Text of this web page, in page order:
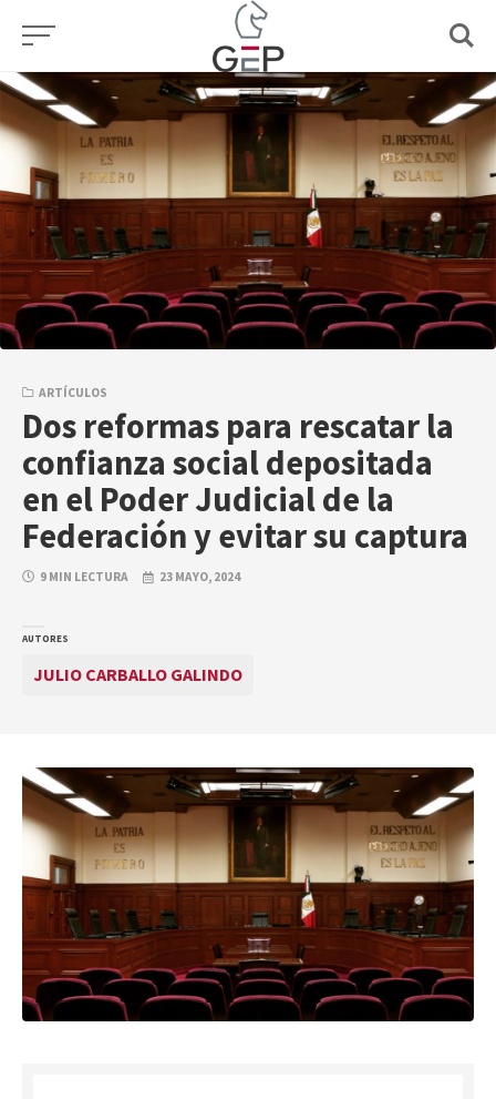
Skip
content
ARTÍCULOS
Dos reformas para rescatar la
confianza social depositada
en el Poder Judicial de la
Federación y evitar su captura
9 MIN LECTURA 23 MAYO, 2024
AUTORES
JULIO CARBALLO GALINDO